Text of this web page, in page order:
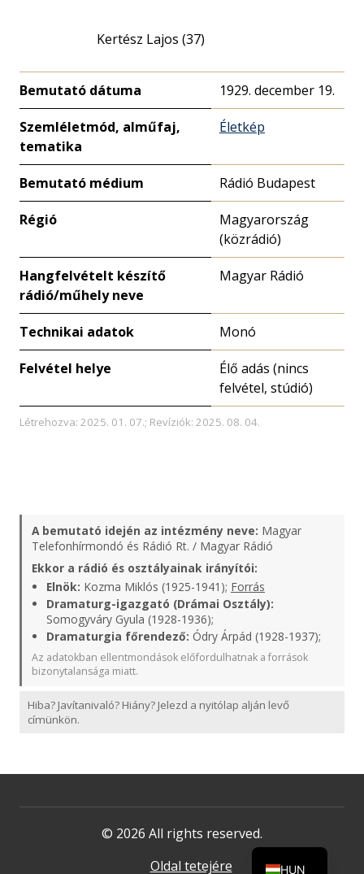
Kertész Lajos (37)
Bemutató dátuma 1929. december 19.
Szemléletmód, alműfaj,
tematika
Életkép
Bemutató médium Rádió Budapest
Régió
Magyarország
(közrádió)
Hangfelvételt készítő
rádió/műhely neve
Magyar Rádió
Technikai adatok Monó
Felvétel helye
Élő adás (nincs
felvétel, stúdió)
Létrehozva: 2025. 01. 07.; Revíziók: 2025. 08. 04.
A bemutató idején az intézmény neve: Magyar
Telefonhírmondó és Rádió Rt. / Magyar Rádió
Ekkor a rádió és osztályainak irányítói:
Elnök: Kozma Miklós (1925-1941); Forrás
Dramaturg-igazgató (Drámai Osztály):
Somogyváry Gyula (1928-1936);
Dramaturgia főrendező: Ódry Árpád (1928-1937);
Az adatokban ellentmondások előfordulhatnak a források
bizonytalansága miatt.
Hiba? Javítanivaló? Hiány? Jelezd a nyitólap alján levő
címünkön.
© 2026 All rights reserved.
Oldal tetejére
HUN